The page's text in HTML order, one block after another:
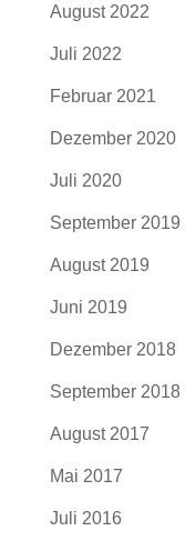
August 2022
Juli 2022
Februar 2021
Dezember 2020
Juli 2020
September 2019
August 2019
Juni 2019
Dezember 2018
September 2018
August 2017
Mai 2017
Juli 2016